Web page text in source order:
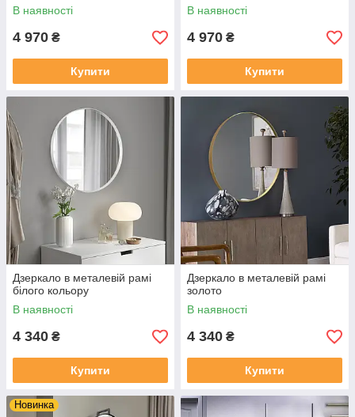
В наявності
4 970 ₴
Купити
В наявності
4 970 ₴
Купити
Дзеркало в металевій рамі
білого кольору
В наявності
4 340 ₴
Купити
Дзеркало в металевій рамі
золото
В наявності
4 340 ₴
Купити
Новинка